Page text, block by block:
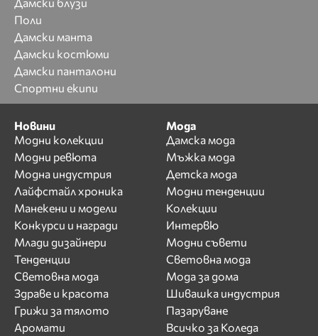
Дамски блузи
Поли
Дамски манта
Дамски костюми
Дамски панталони
Спортни екипи
Новини
Модни колекции
Модни ревюта
Модна индустрия
Лайфстайл хроника
Манекени и модели
Конкурси и награди
Млади дизайнери
Тенденции
Световна мода
Здраве и красота
Грижи за тялото
Аромати
Мода
Дамска мода
Мъжка мода
Детска мода
Модни тенденции
Колекции
Интервю
Модни съвети
Световна мода
Мода за дома
Шивашка индустрия
Пазаруване
Всичко за Коледа